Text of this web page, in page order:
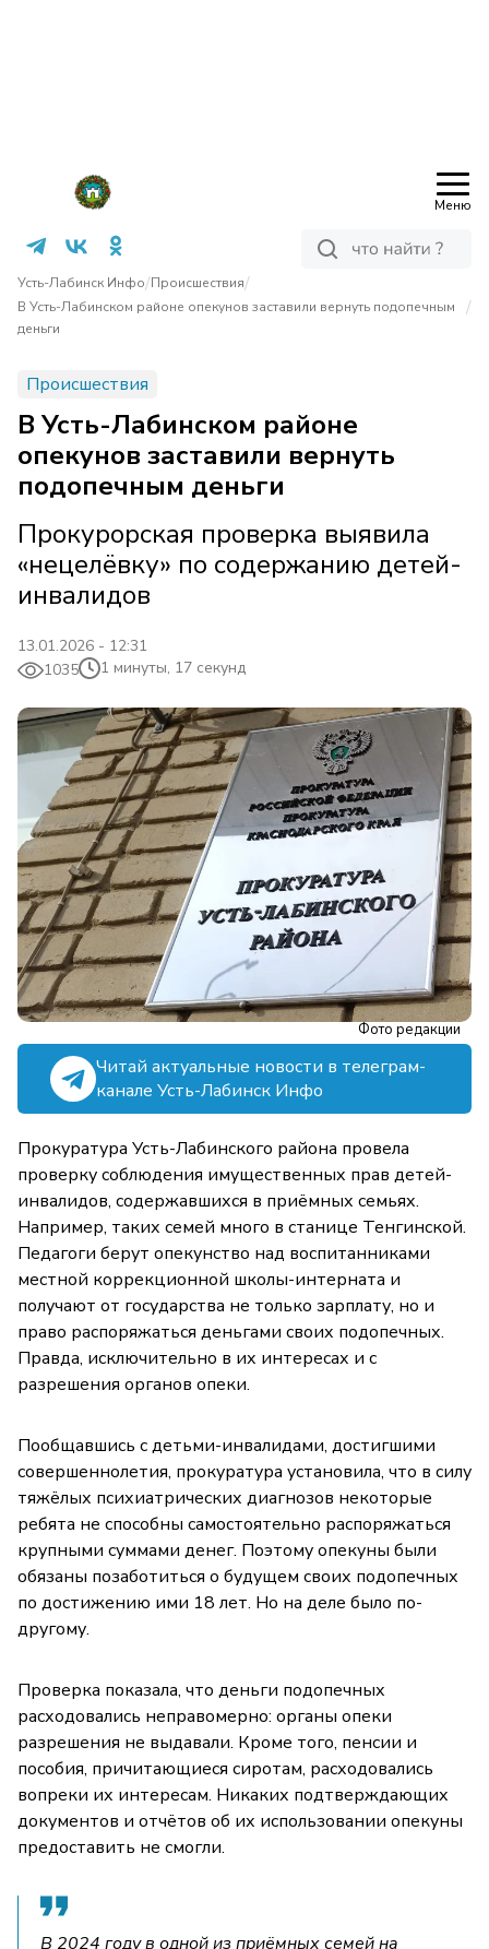
Меню
Усть-Лабинск Инфо/Происшествия/
В Усть-Лабинском районе опекунов заставили вернуть подопечным
деньги
/
Происшествия
В Усть-Лабинском районе
опекунов заставили вернуть
подопечным деньги
Прокурорская проверка выявила
«нецелёвку» по содержанию детей-
инвалидов
13.01.2026 - 12:31
1035
1 минуты, 17 секунд
Фото редакции
Читай актуальные новости в телеграм-
канале Усть-Лабинск Инфо
Прокуратура Усть-Лабинского района провела
проверку соблюдения имущественных прав детей-
инвалидов, содержавшихся в приёмных семьях.
Например, таких семей много в станице Тенгинской.
Педагоги берут опекунство над воспитанниками
местной коррекционной школы-интерната и
получают от государства не только зарплату, но и
право распоряжаться деньгами своих подопечных.
Правда, исключительно в их интересах и с
разрешения органов опеки.
Пообщавшись с детьми-инвалидами, достигшими
совершеннолетия, прокуратура установила, что в силу
тяжёлых психиатрических диагнозов некоторые
ребята не способны самостоятельно распоряжаться
крупными суммами денег. Поэтому опекуны были
обязаны позаботиться о будущем своих подопечных
по достижению ими 18 лет. Но на деле было по-
другому.
Проверка показала, что деньги подопечных
расходовались неправомерно: органы опеки
разрешения не выдавали. Кроме того, пенсии и
пособия, причитающиеся сиротам, расходовались
вопреки их интересам. Никаких подтверждающих
документов и отчётов об их использовании опекуны
предоставить не смогли.
В 2024 году в одной из приёмных семей на